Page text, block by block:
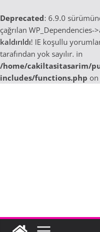
Deprecated: 6.9.0
çağrılan WP_Dependencies-
kaldırıldı! IE koşullu
tarafından yok sayılır. in
/home/cakiltasitasarim/
includes/functions.php